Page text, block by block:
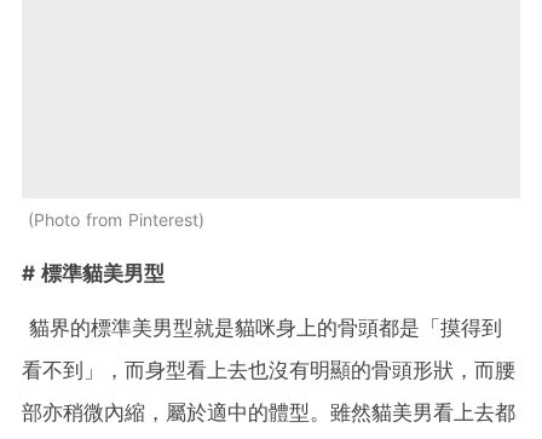
Photo from Pinterest
# 標準貓美男型
貓界的標準美男型就是貓咪身上的骨頭都是「摸得到
看不到」，而身型看上去也沒有明顯的骨頭形狀，而腰
部亦稍微內縮，屬於適中的體型。雖然貓美男看上去都